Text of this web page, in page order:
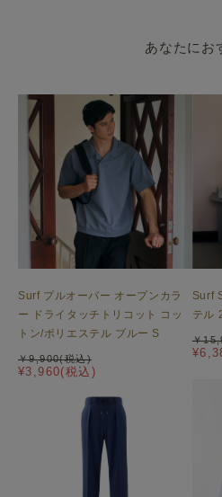
あなたにお
Surf プルオーバー オープンカラ
ー ドライタッチトリコット コッ
トン/ポリエステル ブルー S
¥3,960(税込)
￥9,900(税込)
Surf
テル
￥